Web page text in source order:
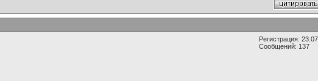
Регистрация:
Сообщений: 137